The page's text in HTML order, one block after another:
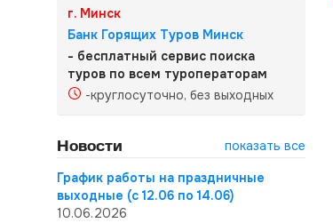
г. Минск
Банк Горящих Туров Минск
- бесплатный сервис поиска
туров по всем туроператорам
-круглосуточно, без выходных
Новости
показать все
График работы на праздничные
выходные (с 12.06 по 14.06)
10.06.2026